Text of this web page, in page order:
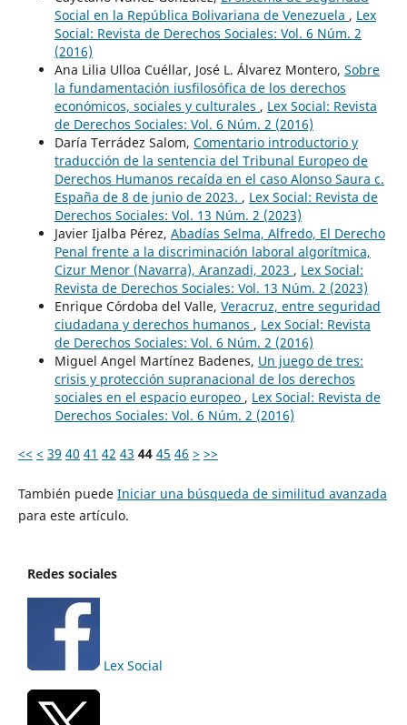
Social en la República Bolivariana de Venezuela , Lex
Social: Revista de Derechos Sociales: Vol. 6 Núm. 2
(2016)
Ana Lilia Ulloa Cuéllar, José L. Álvarez Montero, Sobre
la fundamentación iusfilosófica de los derechos
económicos, sociales y culturales , Lex Social: Revista
de Derechos Sociales: Vol. 6 Núm. 2 (2016)
Daría Terrádez Salom, Comentario introductorio y
traducción de la sentencia del Tribunal Europeo de
Derechos Humanos recaída en el caso Alonso Saura c.
España de 8 de junio de 2023. , Lex Social: Revista de
Derechos Sociales: Vol. 13 Núm. 2 (2023)
Javier Ijalba Pérez, Abadías Selma, Alfredo, El Derecho
Penal frente a la discriminación laboral algorítmica,
Cizur Menor (Navarra), Aranzadi, 2023 , Lex Social:
Revista de Derechos Sociales: Vol. 13 Núm. 2 (2023)
Enrique Córdoba del Valle, Veracruz, entre seguridad
ciudadana y derechos humanos , Lex Social: Revista
de Derechos Sociales: Vol. 6 Núm. 2 (2016)
Miguel Angel Martínez Badenes, Un juego de tres:
crisis y protección supranacional de los derechos
sociales en el espacio europeo , Lex Social: Revista de
Derechos Sociales: Vol. 6 Núm. 2 (2016)
<< < 39 40 41 42 43 44 45 46 > >>
También puede Iniciar una búsqueda de similitud avanzada
para este artículo.
Redes sociales
Lex Social